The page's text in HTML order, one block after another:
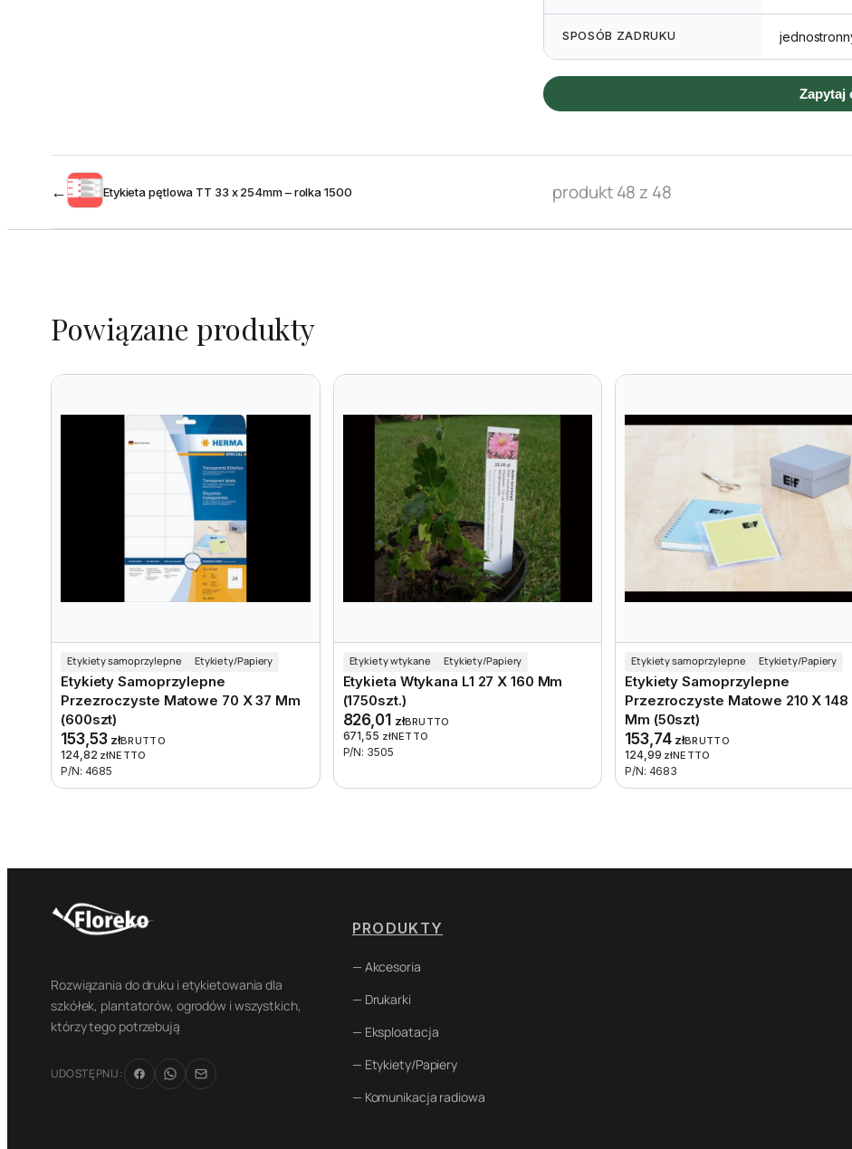
SPOSÓB ZADRUKU
Zapytaj
← Etykieta pętlowa TT 33 x 254mm – rolka 1500 produkt 48 z 48
Powiązane produkty
Etykiety samoprzylepne Etykiety/Papiery
Etykiety Samoprzylepne
Przezroczyste Matowe 70 X 37 Mm
(600szt)
153,53 złBRUTTO
124,82 złNETTO
P/N: 4685
Etykiety wtykane Etykiety/Papiery
Etykieta Wtykana L1 27 X 160 Mm
(1750szt.)
826,01 złBRUTTO
671,55 złNETTO
P/N: 3505
Etykiety samoprzylepne Etykiety/Papiery
Etykiety Samoprzylepne
Przezroczyste Matowe 210 X 148
Mm (50szt)
153,74 złBRUTTO
124,99 złNETTO
P/N: 4683
Rozwiązania do druku i etykietowania dla
szkółek, plantatorów, ogrodów i wszystkich,
którzy tego potrzebują
UDOSTĘPNIJ:
PRODUKTY
— Akcesoria
— Drukarki
— Eksploatacja
— Etykiety/Papiery
— Komunikacja radiowa